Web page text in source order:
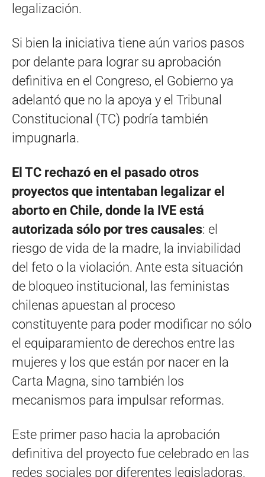
legalización.
Si bien la iniciativa tiene aún varios pasos
por delante para lograr su aprobación
definitiva en el Congreso, el Gobierno ya
adelantó que no la apoya y el Tribunal
Constitucional (TC) podría también
impugnarla.
El TC rechazó en el pasado otros
proyectos que intentaban legalizar el
aborto en Chile, donde la IVE está
autorizada sólo por tres causales: el
riesgo de vida de la madre, la inviabilidad
del feto o la violación. Ante esta situación
de bloqueo institucional, las feministas
chilenas apuestan al proceso
constituyente para poder modificar no sólo
el equiparamiento de derechos entre las
mujeres y los que están por nacer en la
Carta Magna, sino también los
mecanismos para impulsar reformas.
Este primer paso hacia la aprobación
definitiva del proyecto fue celebrado en las
redes sociales por diferentes legisladoras.